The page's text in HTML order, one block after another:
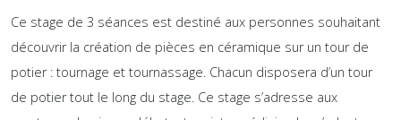
Ce stage de 3 séances est destiné aux personnes souhaitant
découvrir la création de pièces en céramique sur un tour de
potier : tournage et tournassage. Chacun disposera d’un tour
de potier tout le long du stage. Ce stage s’adresse aux